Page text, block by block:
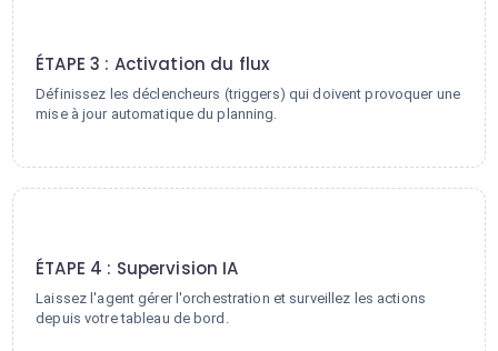
ÉTAPE 3 : Activation du flux
Définissez les déclencheurs (triggers) qui doivent provoquer une
mise à jour automatique du planning.
ÉTAPE 4 : Supervision IA
Laissez l'agent gérer l'orchestration et surveillez les actions
depuis votre tableau de bord.